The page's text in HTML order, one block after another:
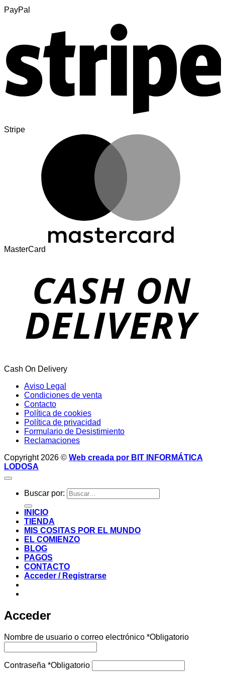
PayPal
Stripe
MasterCard
Cash On Delivery
Aviso Legal
Condiciones de venta
Contacto
Política de cookies
Política de privacidad
Formulario de Desistimiento
Reclamaciones
Copyright 2026 © Web creada por BIT INFORMÁTICA
LODOSA
Buscar por:
INICIO
TIENDA
MIS COSITAS POR EL MUNDO
EL COMIENZO
BLOG
PAGOS
CONTACTO
Acceder / Registrarse
Acceder
Nombre de usuario o correo electrónico *Obligatorio
Contraseña *Obligatorio